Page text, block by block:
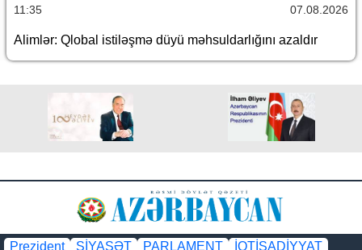
11:35 07.08.2026
Alimlər: Qlobal istiləşmə düyü məhsuldarlığını azaldır
Prezident SİYASƏT PARLAMENT İQTİSADİYYAT